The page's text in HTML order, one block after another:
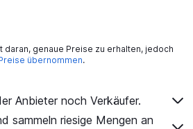
daran, genaue Preise zu erhalten, jedoch
übernommen.
Anbieter noch Verkäufer.
sammeln riesige Mengen an